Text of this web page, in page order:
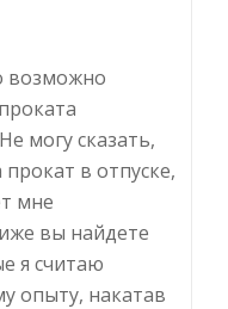
возможно
могу сказать,
в отпуске,
мне
вы найдете
я считаю
опыту, накатав